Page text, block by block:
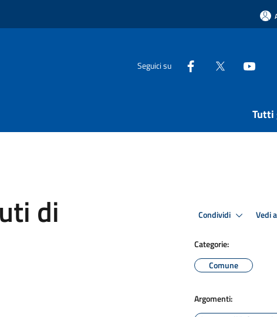
Seguici su
Tutti
di Condividi Vedi
Categorie:
Comune
Argomenti: